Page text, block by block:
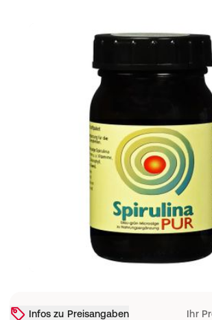
Infos zu Preisangaben Ihr